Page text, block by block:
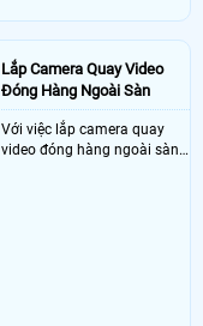
Lắp Camera Quay Video
Đóng Hàng Ngoài Sàn
Với việc lắp camera quay
video đóng hàng ngoài sàn